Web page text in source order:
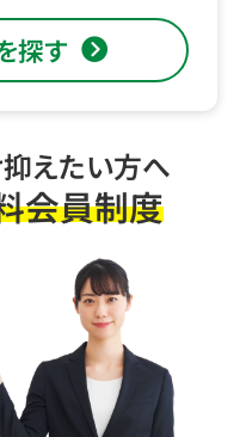
探す
えたい方へ
会員制度